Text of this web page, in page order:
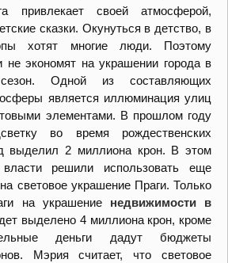
привлекает своей атмосферой,
сказки. Окунуться в детство, в
хотят многие люди. Поэтому
не экономят на украшении города в
сезон. Одной из составляющих
является иллюминация улиц
элементами. В прошлом году
во время рождественских
выделил 2 миллиона крон. В этом
власти решили использовать еще
световое украшение Праги. Только
на украшение недвижимости в
выделено 4 миллиона крон, кроме
деньги дадут бюджеты
Мэрия считает, что световое